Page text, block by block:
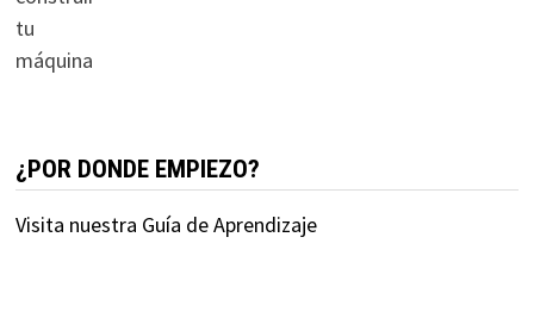
¿POR DONDE EMPIEZO?
Visita nuestra Guía de Aprendizaje